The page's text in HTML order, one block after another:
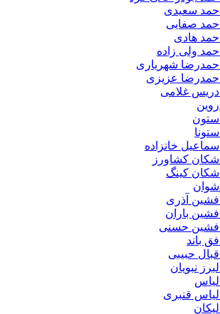
احمد سعیدی
احمد صفایی
احمد هادی
احمد ولی زاده
احمدرضا شهریاری
احمدرضا عزیزی
ادریس غلامی
اروین
استون
استونا
اسماعیل خانزاده
اشکان کشاورز
اشکان کینگ
اشوان
افشین آذری
افشین باران
افشین حسنی
افق باند
اقبال حبیبی
البرز نبویان
الیاس
الیاس قنبرى
الیکان